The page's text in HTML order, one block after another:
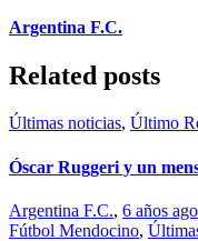
Argentina F.C.
Related posts
Últimas noticias, Último
Óscar Ruggeri y un
Argentina F.C., 6 años ago
Fútbol Mendocino,